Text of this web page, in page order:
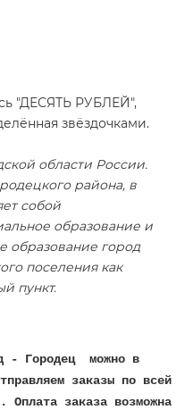
"ДЕСЯТЬ РУБЛЕЙ",
звёздочками.
области России.
района, в
собой
образование и
образование город
поселения как
пункт.
- Городец можно в
заказы по всей
Оплата заказа возможна